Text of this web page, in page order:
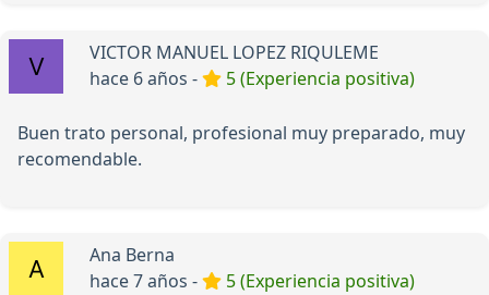
VICTOR MANUEL LOPEZ RIQULEME
hace 6 años -
5 (Experiencia positiva)
Buen trato personal, profesional muy preparado, muy
recomendable.
Ana Berna
hace 7 años -
5 (Experiencia positiva)